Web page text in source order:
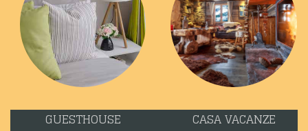
GUESTHOUSE CASA VACANZE